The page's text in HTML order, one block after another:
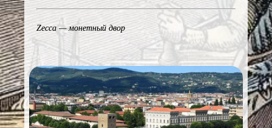
Zecca — монетный двор